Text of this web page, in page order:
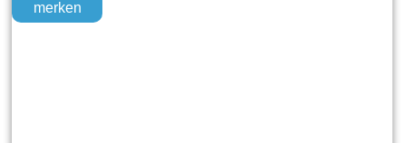
merken